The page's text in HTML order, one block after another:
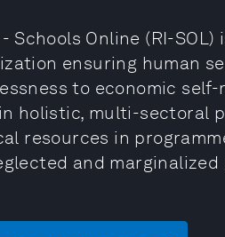
Schools Online (RI-
ensuring human
to economic
holistic, multi-sectoral
resources in
and marginalized